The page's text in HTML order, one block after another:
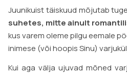
Juunikuist täiskuud mõjutab
suhetes, mitte ainult
kus varem oleme pilgu eemale
inimese (või hoopis Sinu)
Kui aga välja ujuvad mõned